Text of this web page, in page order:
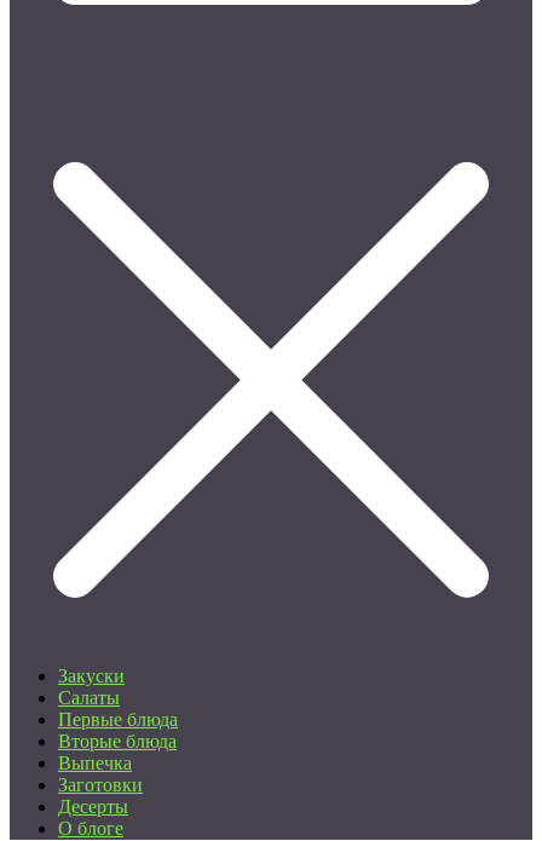
Закуски
Салаты
Первые блюда
Вторые блюда
Выпечка
Заготовки
Десерты
О блоге